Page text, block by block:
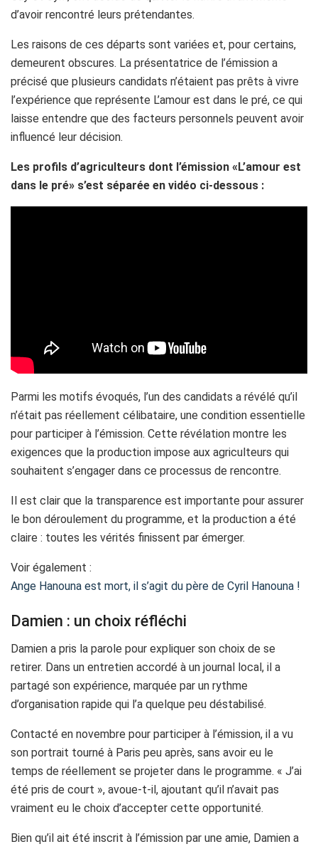
d’avoir rencontré leurs prétendantes.
Les raisons de ces départs sont variées et, pour certains,
demeurent obscures. La présentatrice de l’émission a
précisé que plusieurs candidats n’étaient pas prêts à vivre
l’expérience que représente L’amour est dans le pré, ce qui
laisse entendre que des facteurs personnels peuvent avoir
influencé leur décision.
Les profils d’agriculteurs dont l’émission «L’amour est
dans le pré» s’est séparée en vidéo ci-dessous :
Parmi les motifs évoqués, l’un des candidats a révélé qu’il
n’était pas réellement célibataire, une condition essentielle
pour participer à l’émission. Cette révélation montre les
exigences que la production impose aux agriculteurs qui
souhaitent s’engager dans ce processus de rencontre.
Il est clair que la transparence est importante pour assurer
le bon déroulement du programme, et la production a été
claire : toutes les vérités finissent par émerger.
Voir également :
Ange Hanouna est mort, il s’agit du père de Cyril Hanouna !
Damien : un choix réfléchi
Damien a pris la parole pour expliquer son choix de se
retirer. Dans un entretien accordé à un journal local, il a
partagé son expérience, marquée par un rythme
d’organisation rapide qui l’a quelque peu déstabilisé.
Contacté en novembre pour participer à l’émission, il a vu
son portrait tourné à Paris peu après, sans avoir eu le
temps de réellement se projeter dans le programme. « J’ai
été pris de court », avoue-t-il, ajoutant qu’il n’avait pas
vraiment eu le choix d’accepter cette opportunité.
Bien qu’il ait été inscrit à l’émission par une amie, Damien a